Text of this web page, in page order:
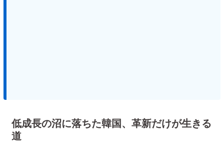
低成長の沼に落ちた韓国、革新だけが生きる
道